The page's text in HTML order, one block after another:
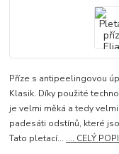
Příze s antipeelingovou
Klasik. Díky použité
je velmi měká a tedy
padesáti odstínů, které
Tato pletací... .... CELÝ